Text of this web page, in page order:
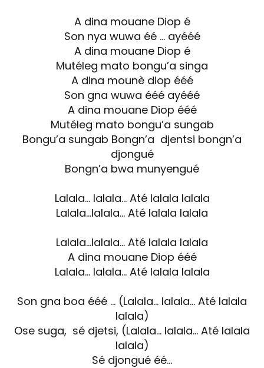
A dina mouane Diop é
Son nya wuwa éé … ayééé
A dina mouane Diop é
Mutéleg mato bongu’a singa
A dina mounè diop ééé
Son gna wuwa ééé ayééé
A dina mouane Diop ééé
Mutéleg mato bongu’a sungab
Bongu’a sungab Bongn’a djentsi bongn’a
djongué
Bongn’a bwa munyengué
Lalala… lalala… Até lalala lalala
Lalala…lalala… Até lalala lalala
Lalala…lalala… Até lalala lalala
A dina mouane Diop ééé
Lalala… lalala… Até lalala lalala
Son gna boa ééé … (Lalala… lalala… Até lalala
lalala)
Ose suga, sé djetsi, (Lalala… lalala… Até lalala
lalala)
Sé djongué éé…